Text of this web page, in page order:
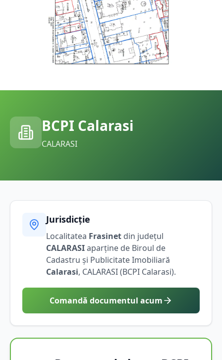
BCPI Calarasi
CALARASI
Jurisdicție
Localitatea Frasinet din județul
CALARASIaparține de Biroul de
Cadastru și Publicitate Imobiliară
Calarasi, CALARASI(BCPI Calarasi).
Comandă documentul acum